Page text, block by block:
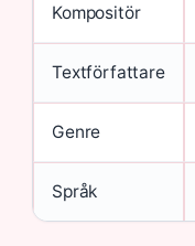
Kompositör
Textförfattare
Genre
Språk